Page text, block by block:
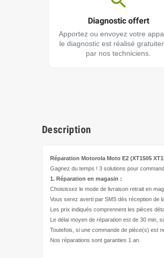
Diagnostic offert
Apportez ou envoyez votre
le diagnostic est réalisé
par nos techniciens.
Description
Réparation Motorola Moto E2 (XT1505
Gagnez du temps ! 3 solutions pour
1. Réparation en magasin :
Choisissez le mode de livraison retrait en
Vous serez averti par SMS dès réception de
Les prix indiqués comprennent les pièces
Le délai moyen de réparation est de 30 min,
Toutefois, si une commande de pièce(s) est
Nos réparations sont garanties 1 an.